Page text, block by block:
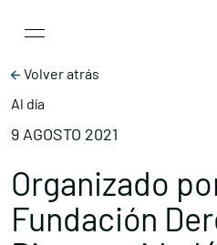
Main
Volver atrás
Al día
9 AGOSTO 2021
Organizado
Fundación